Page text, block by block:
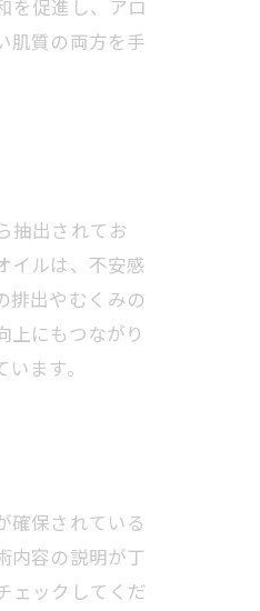
を促進し、アロ
肌質の両方を手
抽出されてお
イルは、不安感
排出やむくみの
にもつながり
ます。
確保されている
内容の説明が丁
ェックしてくだ